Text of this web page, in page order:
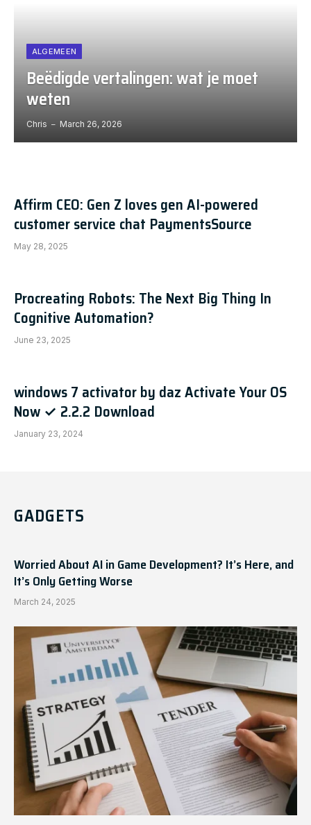
ALGEMEEN
Beëdigde vertalingen: wat je moet
weten
Chris March 26, 2026
Affirm CEO: Gen Z loves gen AI-powered
customer service chat PaymentsSource
May 28, 2025
Procreating Robots: The Next Big Thing In
Cognitive Automation?
June 23, 2025
windows 7 activator by daz Activate Your OS
Now ✓ 2.2.2 Download
January 23, 2024
GADGETS
Worried About AI in Game Development? It’s Here, and
It’s Only Getting Worse
March 24, 2025